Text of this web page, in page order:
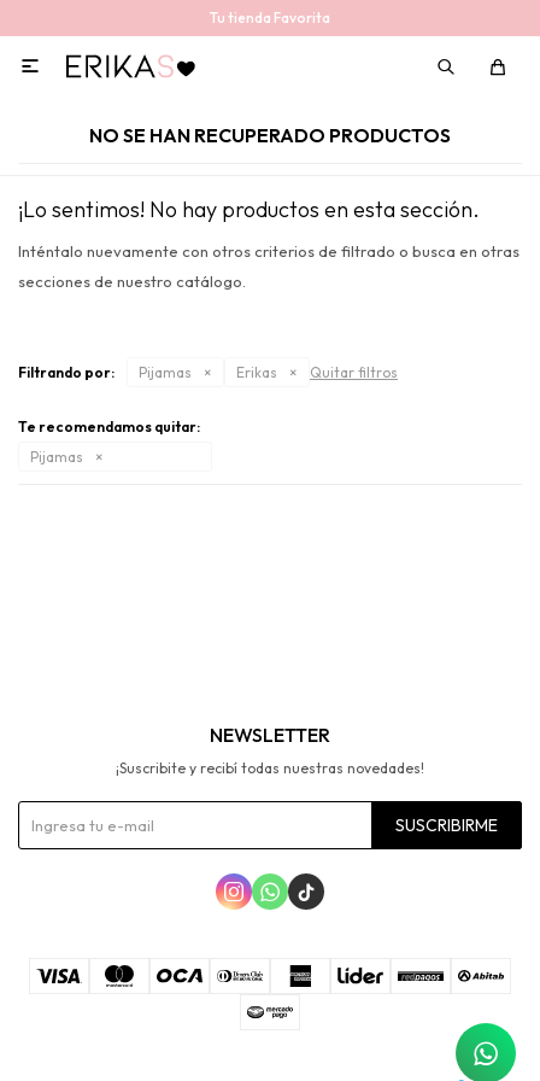
Tu tienda Favorita

NO SE HAN RECUPERADO PRODUCTOS
¡Lo sentimos! No hay productos en esta sección.
Inténtalo nuevamente con otros criterios de filtrado o busca en otras
secciones de nuestro catálogo.
Filtrando por: Pijamas Erikas Quitar filtros
Te recomendamos quitar:
Pijamas
NEWSLETTER
¡Suscribite y recibí todas nuestras novedades!
SUSCRIBIRME
  